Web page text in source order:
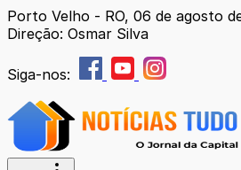
Porto Velho - RO, 06 de agosto
Direção: Osmar Silva
Siga-nos: